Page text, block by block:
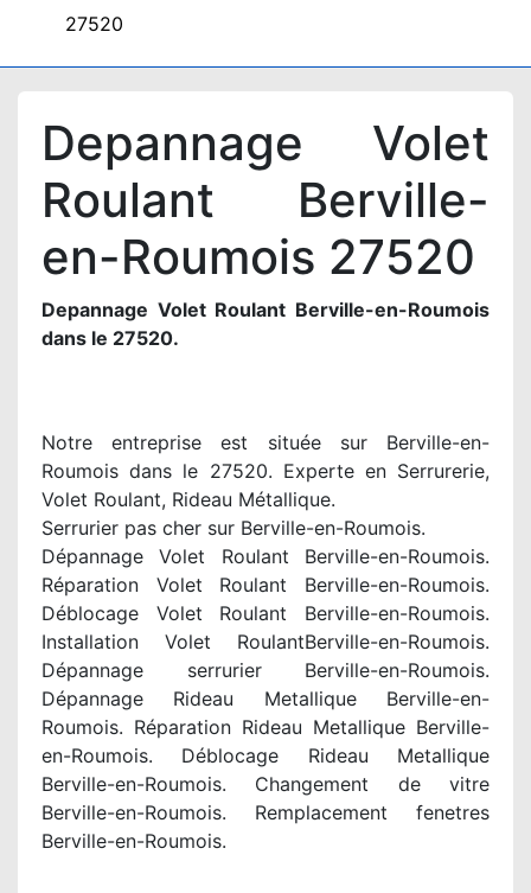
27520
Depannage Volet
Roulant Berville-
en-Roumois 27520
Depannage Volet Roulant Berville-en-Roumois
dans le 27520.
Notre entreprise est située sur Berville-en-
Roumois dans le 27520. Experte en Serrurerie,
Volet Roulant, Rideau Métallique.
Serrurier pas cher sur Berville-en-Roumois.
Dépannage Volet Roulant Berville-en-Roumois.
Réparation Volet Roulant Berville-en-Roumois.
Déblocage Volet Roulant Berville-en-Roumois.
Installation Volet RoulantBerville-en-Roumois.
Dépannage serrurier Berville-en-Roumois.
Dépannage Rideau Metallique Berville-en-
Roumois. Réparation Rideau Metallique Berville-
en-Roumois. Déblocage Rideau Metallique
Berville-en-Roumois. Changement de vitre
Berville-en-Roumois. Remplacement fenetres
Berville-en-Roumois.